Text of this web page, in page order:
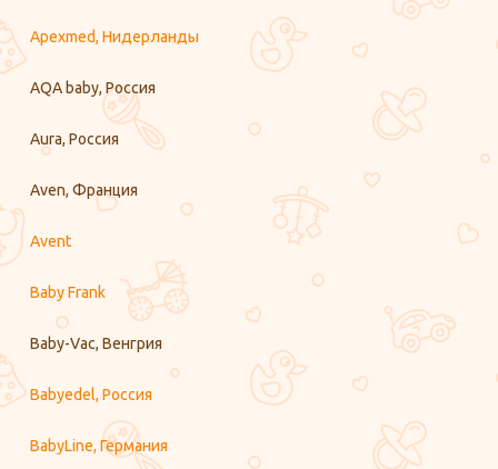
Apexmed, Нидерланды
AQA baby, Россия
Aura, Россия
Aven, Франция
Avent
Baby Frank
Baby-Vac, Венгрия
Babyedel, Россия
BabyLine, Германия